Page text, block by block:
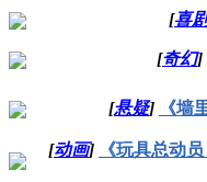
[喜
[奇幻]
[悬疑] 《墙
[动画]
《玩具总动